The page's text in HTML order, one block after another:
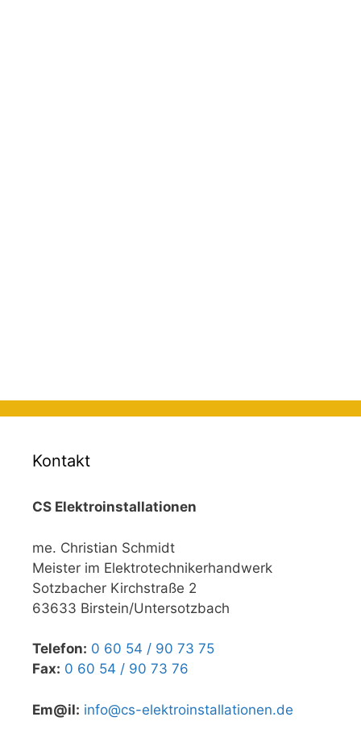
Kontakt
CS Elektroinstallationen
me. Christian Schmidt
Meister im Elektrotechnikerhandwerk
Sotzbacher Kirchstraße 2
63633 Birstein/Untersotzbach
Telefon: 0 60 54 / 90 73 75
Fax: 0 60 54 / 90 73 76
Em@il: info@cs-elektroinstallationen.de